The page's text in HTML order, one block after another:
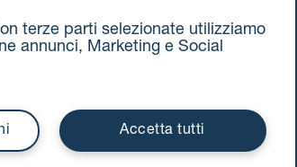
terze parti selezionate utilizziamo
annunci, Marketing e Social
Accetta tutti